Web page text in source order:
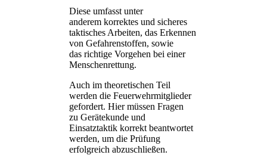
Diese umfasst unter
anderem korrektes und sicheres
taktisches Arbeiten, das Erkennen
von Gefahrenstoffen, sowie
das richtige Vorgehen bei einer
Menschenrettung.
Auch im theoretischen Teil
werden die Feuerwehrmitglieder
gefordert. Hier müssen Fragen
zu Gerätekunde und
Einsatztaktik korrekt beantwortet
werden, um die Prüfung
erfolgreich abzuschließen.